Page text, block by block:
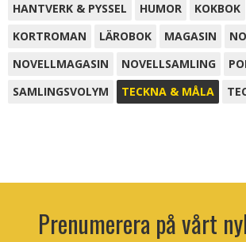
HANTVERK & PYSSEL
HUMOR KOKBOK
KORTROMAN
LÄROBOK MAGASIN
NOVELLMAGASIN
NOVELLSAMLING
SAMLINGSVOLYM
TECKNA & MÅLA
Prenumerera på vårt